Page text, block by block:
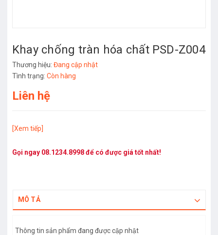
Khay chống tràn hóa chất PSD-Z004
Thương hiệu: Đang cập nhật
Tình trạng: Còn hàng
Liên hệ
[Xem tiếp]
Gọi ngay 08.1234.8998để có được giá tốt nhất!
MÔ TẢ
Thông tin sản phẩm đang được cập nhật